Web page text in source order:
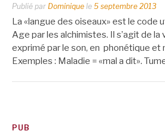
Publié par Dominique le 5 septembre 2013
La «langue des oiseaux» est le code
Age par les alchimistes. Il s’agit de
exprimé par le son, en phonétique et
Exemples : Maladie = «mal a dit».
PUB